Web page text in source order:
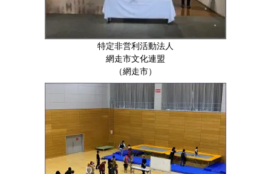
特定非営利活動法人
網走市文化連盟
（網走市）